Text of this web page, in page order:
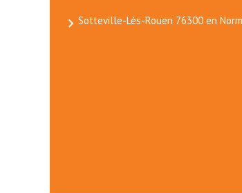
Sotteville-Lès-Rouen 76300 en